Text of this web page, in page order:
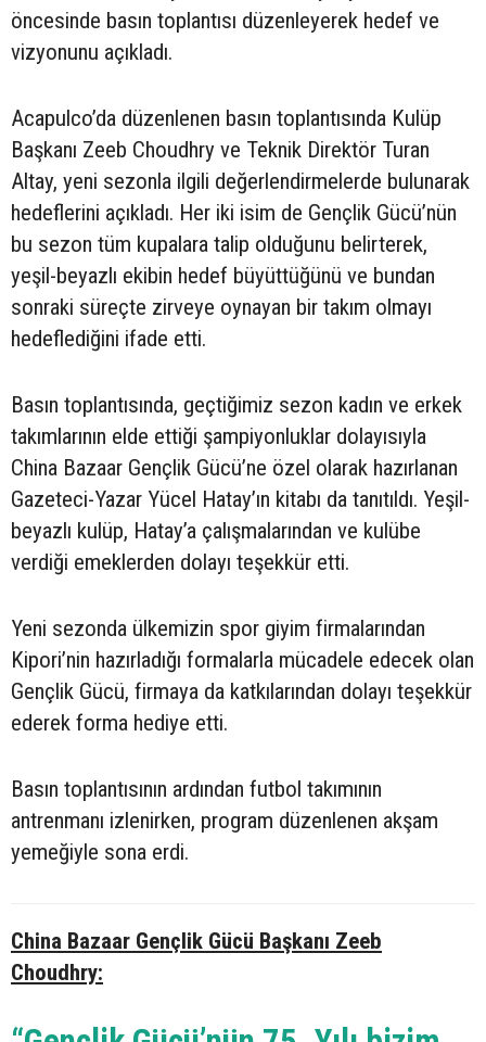
öncesinde basın toplantısı düzenleyerek hedef ve
vizyonunu açıkladı.
Acapulco’da düzenlenen basın toplantısında Kulüp
Başkanı Zeeb Choudhry ve Teknik Direktör Turan
Altay, yeni sezonla ilgili değerlendirmelerde bulunarak
hedeflerini açıkladı. Her iki isim de Gençlik Gücü’nün
bu sezon tüm kupalara talip olduğunu belirterek,
yeşil-beyazlı ekibin hedef büyüttüğünü ve bundan
sonraki süreçte zirveye oynayan bir takım olmayı
hedeflediğini ifade etti.
Basın toplantısında, geçtiğimiz sezon kadın ve erkek
takımlarının elde ettiği şampiyonluklar dolayısıyla
China Bazaar Gençlik Gücü’ne özel olarak hazırlanan
Gazeteci-Yazar Yücel Hatay’ın kitabı da tanıtıldı. Yeşil-
beyazlı kulüp, Hatay’a çalışmalarından ve kulübe
verdiği emeklerden dolayı teşekkür etti.
Yeni sezonda ülkemizin spor giyim firmalarından
Kipori’nin hazırladığı formalarla mücadele edecek olan
Gençlik Gücü, firmaya da katkılarından dolayı teşekkür
ederek forma hediye etti.
Basın toplantısının ardından futbol takımının
antrenmanı izlenirken, program düzenlenen akşam
yemeğiyle sona erdi.
China Bazaar Gençlik Gücü Başkanı Zeeb
Choudhry: